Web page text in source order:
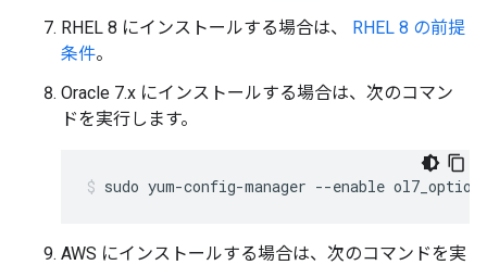
RHEL 8 にインストールする場合は、 RHEL 8 の前提
条件。
Oracle 7.x にインストールする場合は、次のコマン
ドを実行します。
sudo yum-config-manager --enable
AWS にインストールする場合は、次のコマンドを実